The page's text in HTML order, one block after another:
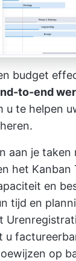
budget
to-end
u te helpen
aan je
het Kanban
en
tijd en
u
op